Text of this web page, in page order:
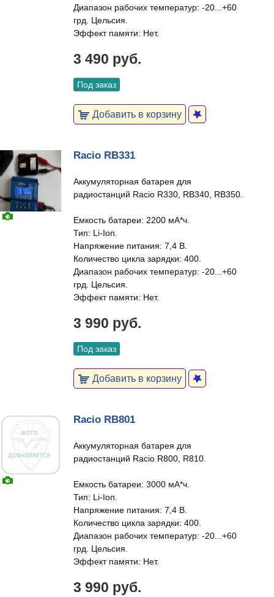
Диапазон рабочих температур: -20...+60
грд. Цельсия.
Эффект памяти: Нет.
3 490 руб.
Под заказ
Добавить в корзину
Racio RB331
Аккумуляторная батарея для
радиостанций Racio R330, RB340, RB350.
Емкость батареи: 2200 мА*ч.
Тип: Li-Ion.
Напряжение питания: 7,4 В.
Количество цикла зарядки: 400.
Диапазон рабочих температур: -20...+60
грд. Цельсия.
Эффект памяти: Нет.
3 990 руб.
Под заказ
Добавить в корзину
Racio RB801
Аккумуляторная батарея для
радиостанций Racio R800, R810.
Емкость батареи: 3000 мА*ч.
Тип: Li-Ion.
Напряжение питания: 7,4 В.
Количество цикла зарядки: 400.
Диапазон рабочих температур: -20...+60
грд. Цельсия.
Эффект памяти: Нет.
3 990 руб.